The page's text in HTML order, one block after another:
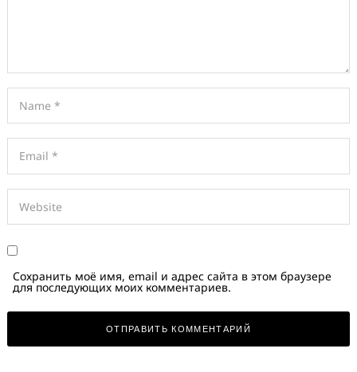
Сохранить моё имя, email и адрес сайта в этом браузере
для последующих моих комментариев.